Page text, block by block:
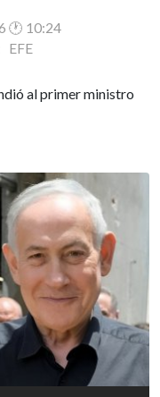
🕐 10:24
EFE
al primer ministro